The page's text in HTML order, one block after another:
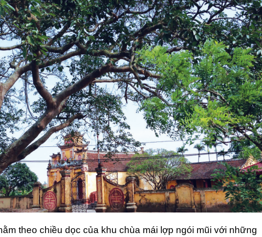
theo chiều dọc của khu chùa mái lợp ngói mũi với những